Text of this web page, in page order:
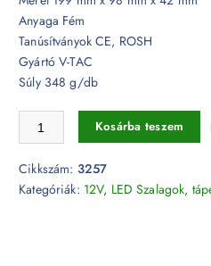
Anyaga Fém
Tanúsítványok CE, ROSH
Gyártó V-TAC
Súly 348 g/db
LED tápegység - 150W
Kosárba teszem
Cikkszám: 3257
Kategóriák: 12V, LED Szalagok,